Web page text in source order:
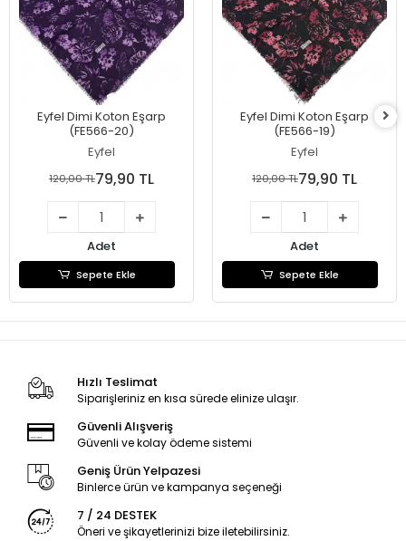
Eyfel Dimi Koton Eşarp
(FE566-20)
Eyfel
120,00 TL79,90 TL
Adet
Sepete Ekle
Eyfel Dimi Koton Eşarp
(FE566-19)
Eyfel
120,00 TL79,90 TL
Adet
Sepete Ekle
Hızlı Teslimat
Siparişleriniz en kısa sürede elinize ulaşır.
Güvenli Alışveriş
Güvenli ve kolay ödeme sistemi
Geniş Ürün Yelpazesi
Binlerce ürün ve kampanya seçeneği
7 / 24 DESTEK
Öneri ve şikayetlerinizi bize iletebilirsiniz.